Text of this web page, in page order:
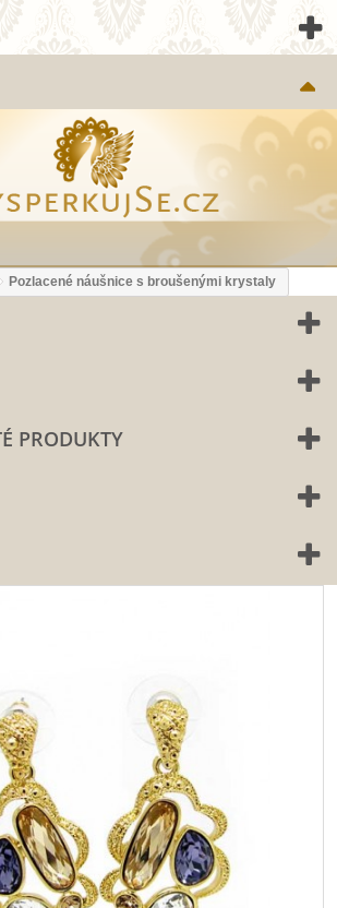
Pozlacené náušnice s broušenými krystaly
PRODUKTY